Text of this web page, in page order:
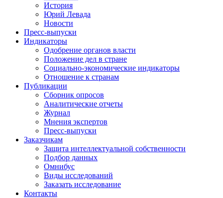
История
Юрий Левада
Новости
Пресс-выпуски
Индикаторы
Одобрение органов власти
Положение дел в стране
Социально-экономические индикаторы
Отношение к странам
Публикации
Сборник опросов
Аналитические отчеты
Журнал
Мнения экспертов
Пресс-выпуски
Заказчикам
Защита интеллектуальной собственности
Подбор данных
Омнибус
Виды исследований
Заказать исследование
Контакты